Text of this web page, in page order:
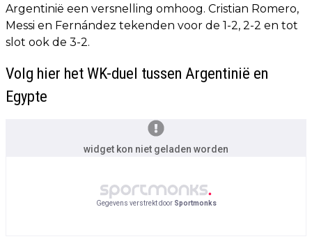
Argentinië een versnelling omhoog. Cristian Romero,
Messi en Fernández tekenden voor de 1-2, 2-2 en tot
slot ook de 3-2.
Volg hier het WK-duel tussen Argentinië en
Egypte
widget kon niet geladen worden
Gegevens verstrekt door Sportmonks